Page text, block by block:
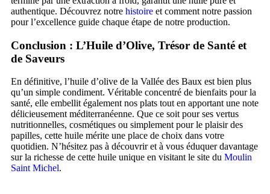
authentique. Découvrez notre histoire et comment notre passion
pour l’excellence guide chaque étape de notre production.
Conclusion : L’Huile d’Olive, Trésor de Santé et
de Saveurs
En définitive, l’huile d’olive de la Vallée des Baux est bien plus
qu’un simple condiment. Véritable concentré de bienfaits pour la
santé, elle embellit également nos plats tout en apportant une note
délicieusement méditerranéenne. Que ce soit pour ses vertus
nutritionnelles, cosmétiques ou simplement pour le plaisir des
papilles, cette huile mérite une place de choix dans votre
quotidien. N’hésitez pas à découvrir et à vous éduquer davantage
sur la richesse de cette huile unique en visitant le site du Moulin
Saint Michel.